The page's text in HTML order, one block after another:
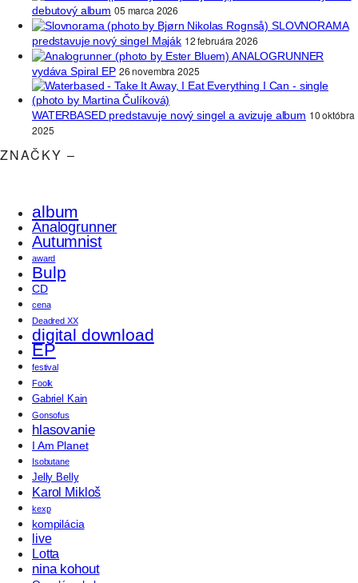
debutový album 05 marca 2026
SLOVNORAMA
predstavuje nový singel Maják 12 februára 2026
ANALOGRUNNER
vydáva Spiral EP 26 novembra 2025
WATERBASED predstavuje nový singel a avizuje album 10 októbra
2025
ZNAČKY –
album
Analogrunner
Autumnist
award
Bulp
CD
cena
Deadred XX
digital download
EP
festival
Foolk
Gabriel Kain
Gonsofus
hlasovanie
I Am Planet
Isobutane
Jelly Belly
Karol Mikloš
kexp
kompilácia
live
Lotta
nina kohout